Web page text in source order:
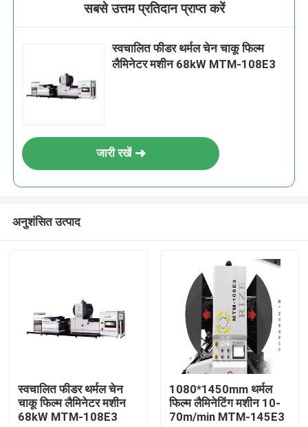
सबसे उत्तम प्रतिदान प्राप्त करें
स्वचालित फीडर थर्मल चेन चाकू फिल्म
लैमिनेटर मशीन 68kW MTM-108E3
जारी रखें
अनुशंसित उत्पाद
स्वचालित फीडर थर्मल चेन
चाकू फिल्म लैमिनेटर मशीन
68kW MTM-108E3
1080*1450mm थर्मल
फिल्म लैमिनेटिंग मशीन 10-
70m/min MTM-145E3